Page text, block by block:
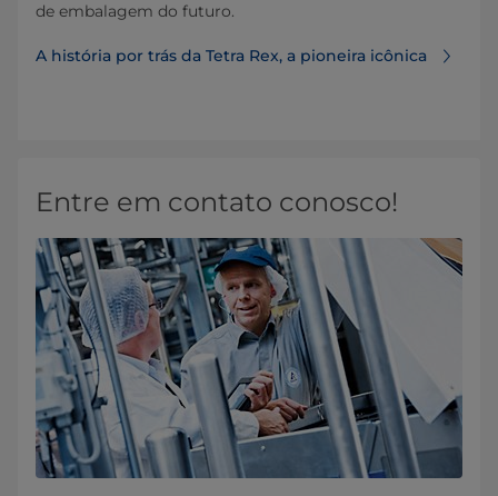
de embalagem do futuro.
A história por trás da Tetra Rex, a pioneira icônica
Entre em contato conosco!